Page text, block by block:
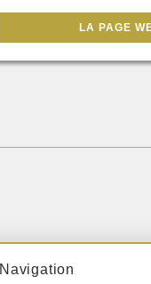
LA PAGE
Navigation